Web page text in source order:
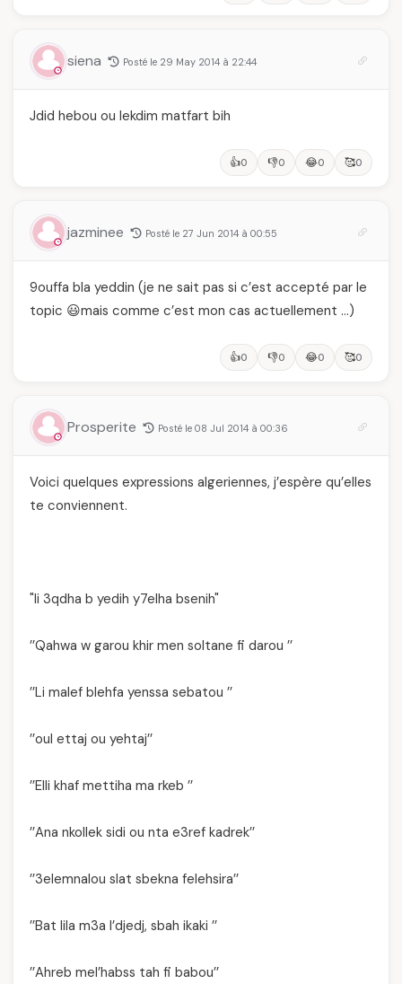
siena Posté le 29 May 2014 à 22:44
Jdid hebou ou lekdim matfart bih
👍0 👎0 😂0 🥰0
jazminee Posté le 27 Jun 2014 à 00:55
9ouffa bla yeddin (je ne sait pas si c’est accepté par le
topic 😃mais comme c’est mon cas actuellement …)
👍0 👎0 😂0 🥰0
Prosperite Posté le 08 Jul 2014 à 00:36
Voici quelques expressions algeriennes, j’espère qu’elles
te conviennent.
"li 3qdha b yedih y7elha bsenih"
’’Qahwa w garou khir men soltane fi darou ’’
’’Li malef blehfa yenssa sebatou ’’
’’oul ettaj ou yehtaj’’
’’Elli khaf mettiha ma rkeb ’’
’’Ana nkollek sidi ou nta e3ref kadrek’’
’’3elemnalou slat sbekna felehsira’’
’’Bat lila m3a l’djedj, sbah ikaki ’’
’’Ahreb mel’habss tah fi babou’’